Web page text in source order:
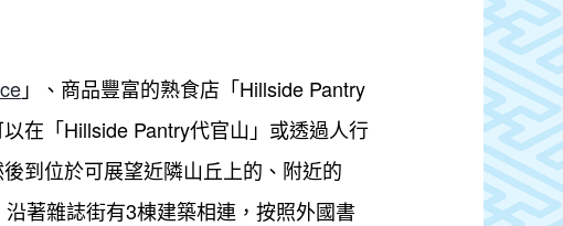
」、商品豐富的熟食店「Hillside Pantry
在「Hillside Pantry代官山」或透過人行
到位於可展望近隣山丘上的、附近的
著雜誌街有3棟建築相連，按照外國書